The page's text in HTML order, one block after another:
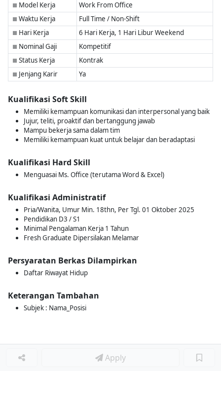
■ Model Kerja Work From Office
■ Waktu Kerja Full Time / Non-Shift
■ Hari Kerja 6 Hari Kerja, 1 Hari Libur Weekend
■ Nominal Gaji Kompetitif
■ Status Kerja Kontrak
■ Jenjang Karir Ya
Kualifikasi Soft Skill
Memiliki kemampuan komunikasi dan interpersonal yang baik
Jujur, teliti, proaktif dan bertanggung jawab
Mampu bekerja sama dalam tim
Memiliki kemampuan kuat untuk belajar dan beradaptasi
Kualifikasi Hard Skill
Menguasai Ms. Office (terutama Word & Excel)
Kualifikasi Administratif
Pria/Wanita, Umur Min. 18thn, Per Tgl. 01 Oktober 2025
Pendidikan D3 / S1
Minimal Pengalaman Kerja 1 Tahun
Fresh Graduate Dipersilakan Melamar
Persyaratan Berkas Dilampirkan
Daftar Riwayat Hidup
Keterangan Tambahan
Subjek : Nama_Posisi
Apply